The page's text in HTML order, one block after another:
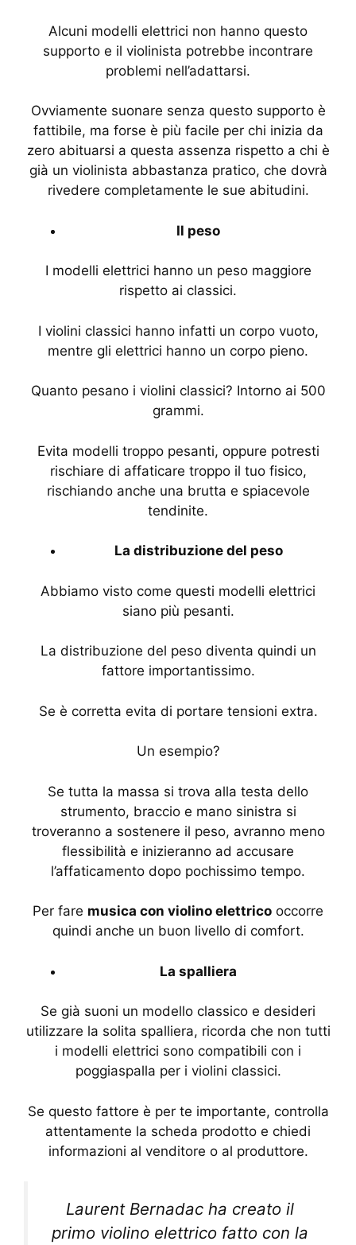
Alcuni modelli elettrici non hanno questo
supporto e il violinista potrebbe incontrare
problemi nell’adattarsi.
Ovviamente suonare senza questo supporto è
fattibile, ma forse è più facile per chi inizia da
zero abituarsi a questa assenza rispetto a chi è
già un violinista abbastanza pratico, che dovrà
rivedere completamente le sue abitudini.
Il peso
I modelli elettrici hanno un peso maggiore
rispetto ai classici.
I violini classici hanno infatti un corpo vuoto,
mentre gli elettrici hanno un corpo pieno.
Quanto pesano i violini classici? Intorno ai 500
grammi.
Evita modelli troppo pesanti, oppure potresti
rischiare di affaticare troppo il tuo fisico,
rischiando anche una brutta e spiacevole
tendinite.
La distribuzione del peso
Abbiamo visto come questi modelli elettrici
siano più pesanti.
La distribuzione del peso diventa quindi un
fattore importantissimo.
Se è corretta evita di portare tensioni extra.
Un esempio?
Se tutta la massa si trova alla testa dello
strumento, braccio e mano sinistra si
troveranno a sostenere il peso, avranno meno
flessibilità e inizieranno ad accusare
l’affaticamento dopo pochissimo tempo.
Per fare musica con violino elettrico occorre
quindi anche un buon livello di comfort.
La spalliera
Se già suoni un modello classico e desideri
utilizzare la solita spalliera, ricorda che non tutti
i modelli elettrici sono compatibili con i
poggiaspalla per i violini classici.
Se questo fattore è per te importante, controlla
attentamente la scheda prodotto e chiedi
informazioni al venditore o al produttore.
Laurent Bernadac ha creato il
primo violino elettrico fatto con la